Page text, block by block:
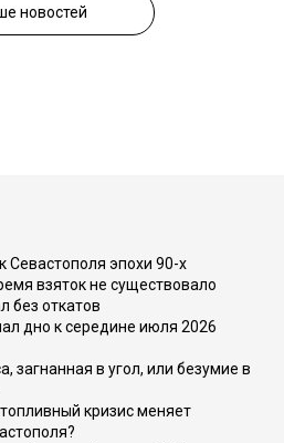
новостей
Севастополя эпохи 90-х
взяток не существовало
без откатов
дно к середине июля 2026
загнанная в угол, или безумие в
кризис меняет